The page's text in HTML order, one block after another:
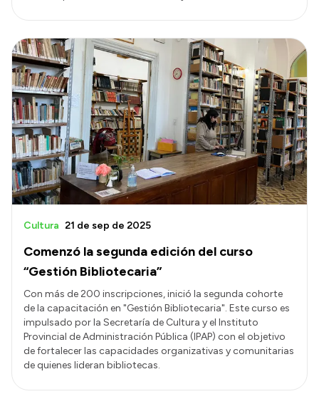
Comenzó la segunda edición del curso
“Gestión Bibliotecaria”
Cultura 21 de sep de 2025
Con más de 200 inscripciones, inició la segunda cohorte
de la capacitación en "Gestión Bibliotecaria". Este curso es
impulsado por la Secretaría de Cultura y el Instituto
Provincial de Administración Pública (IPAP) con el objetivo
de fortalecer las capacidades organizativas y comunitarias
de quienes lideran bibliotecas.